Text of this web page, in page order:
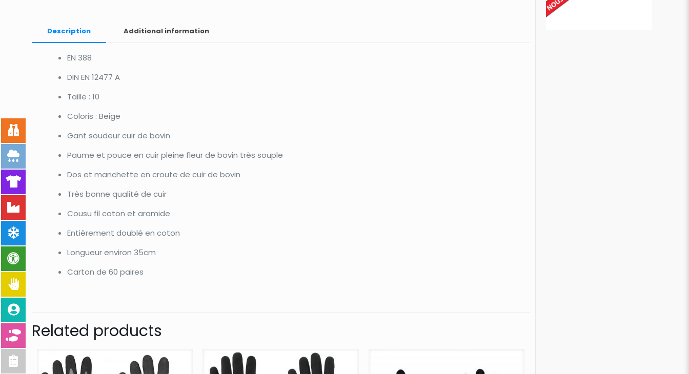
Description Additional information
EN 388
DIN EN 12477 A
Taille : 10
Coloris : Beige
Gant soudeur cuir de bovin
Paume et pouce en cuir pleine fleur de bovin très souple
Dos et manchette en croute de cuir de bovin
Très bonne qualité de cuir
Cousu fil coton et aramide
Entièrement doublé en coton
Longueur environ 35cm
Carton de 60 paires
Related products